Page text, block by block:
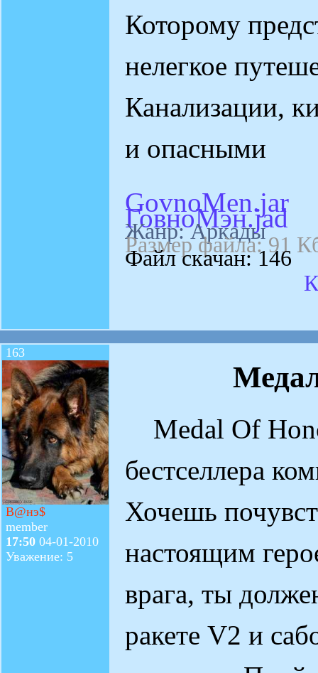
Которому
нелегкое
Канализации,
и опасными
GovnoMen.jar
ГовноМэн.jad
Жанр: Аркады
Размер файла: 91
Файл скачан: 146
163
В@нэ$
member
17:50 04-01-2010
Уважение: 5
Medal Of
бестселлера
Хочешь
настоящим
врага, ты
ракете V2 и